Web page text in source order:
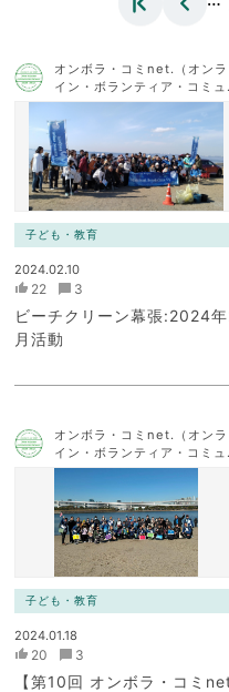
オンボラ・コミnet.（オンラ
イン・ボランティア・コミュ
ニケーション・ネットワー
ク）
子ども・教育
2024.02.10
22 3
ビーチクリーン幕張:2024
月活動
オンボラ・コミnet.（オンラ
イン・ボランティア・コミュ
ニケーション・ネットワー
子ども・教育
2024.01.18
20 3
【第10回 オンボラ・コミ